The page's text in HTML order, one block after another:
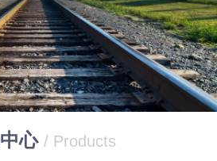
心 / Products